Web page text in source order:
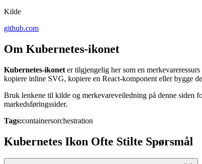
Kilde
github.com
Om Kubernetes-ikonet
Kubernetes-ikonet er tilgjengelig her som en
kopiere inline SVG, kopiere en React-komponent eller bygge
Bruk lenkene til kilde og merkevareveiledning på denne siden
markedsføringssider.
Tags:containersorchestration
Kubernetes Ikon Ofte Stilte Spørsmål